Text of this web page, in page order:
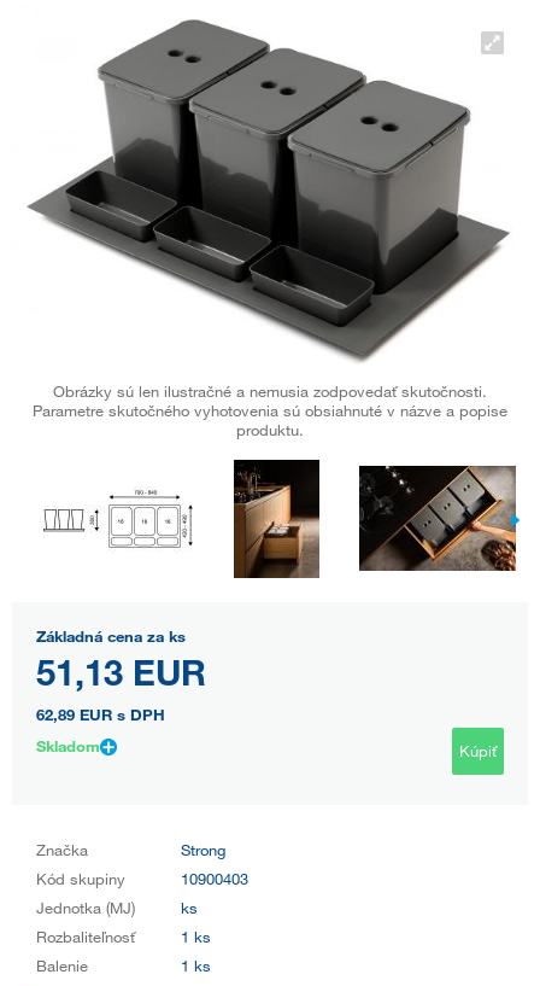
Obrázky sú len ilustračné a nemusia zodpovedať skutočnosti.
Parametre skutočného vyhotovenia sú obsiahnuté v názve a popise
produktu.
Základná cena za ks
51,13 EUR
62,89 EUR s DPH
Skladom
Kúpiť
Značka
Strong
Kód skupiny
10900403
Jednotka (MJ)
ks
Rozbaliteľnosť
1 ks
Balenie
1 ks